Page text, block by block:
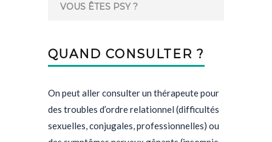
VOUS ÊTES PSY ?
QUAND CONSULTER ?
On peut aller consulter un thérapeute pour
des troubles d’ordre relationnel (difficultés
sexuelles, conjugales, professionnelles) ou